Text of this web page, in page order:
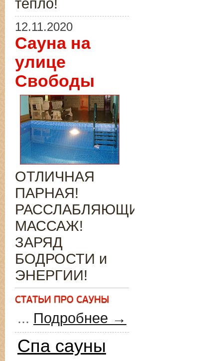
тепло!
12.11.2020
Сауна на
улице
Свободы
ОТЛИЧНАЯ
ПАРНАЯ!
РАССЛАБЛЯЮЩИЙ
МАССАЖ!
ЗАРЯД
БОДРОСТИ и
ЭНЕРГИИ!
... Подробнее →
Спа сауны